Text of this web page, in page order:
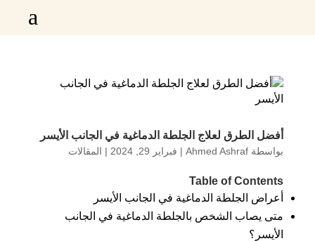
a
أفضل الطرق لعلاج الجلطة الدماغية في الجانب الأيسر
بواسطة Ahmed Ashraf
| فبراير 29, 2024 | المقالات
Table of Contents
أعراض الجلطة الدماغية في الجانب الأيسر
متى يصاب الشخص بالجلطة الدماغية في الجانب
الأيسر؟